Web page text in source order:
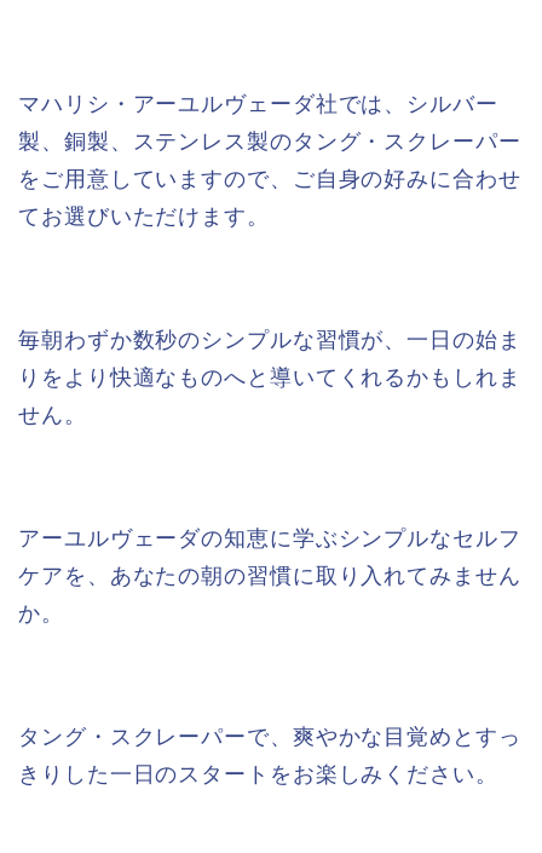
マハリシ・アーユルヴェーダ社では、シルバー
製、銅製、ステンレス製のタング・スクレーパー
をご用意していますので、ご自身の好みに合わせ
てお選びいただけます。
毎朝わずか数秒のシンプルな習慣が、一日の始ま
りをより快適なものへと導いてくれるかもしれま
せん。
アーユルヴェーダの知恵に学ぶシンプルなセルフ
ケアを、あなたの朝の習慣に取り入れてみません
か。
タング・スクレーパーで、爽やかな目覚めとすっ
きりした一日のスタートをお楽しみください。